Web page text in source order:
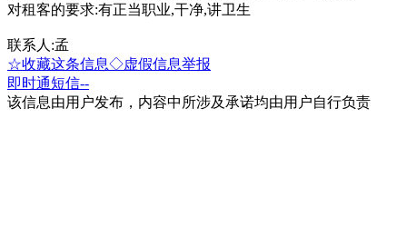
对租客的要求:有正当职业,干净,讲卫生
联系人:孟
☆收藏这条信息◇虚假信息举报
即时通短信--
该信息由用户发布，内容中所涉及承诺均由用户自行负责